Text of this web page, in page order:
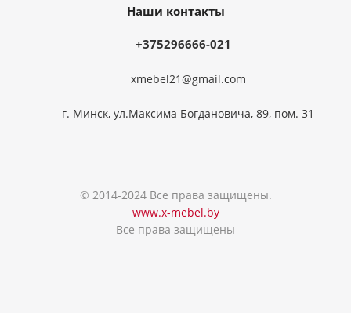
Наши контакты
+375296666-021
xmebel21@gmail.com
г. Минск, ул.Максима Богдановича, 89, пом. 31
© 2014-2024 Все права защищены.
www.x-mebel.by
Все права защищены